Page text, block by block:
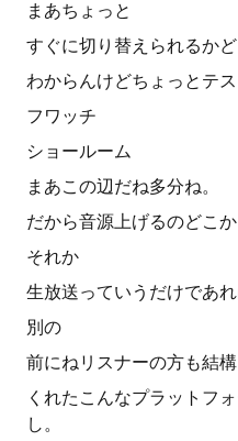
まあちょっと
すぐに切り替えられるか
わからんけどちょっとテス
フワッチ
ショールーム
まあこの辺だね多分ね。
だから音源上げるのどこか
それか
生放送っていうだけであ
別の
前にねリスナーの方も結構
くれたこんなプラットフ
し。